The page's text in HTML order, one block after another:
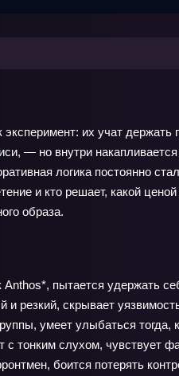
эксперимент: их учат
— но внутри
логика постоянно
и кто решает, какой
образа.
пытается удержать
и резкий, скрывает
умеет улыбаться тогда,
с тонким слухом, чувствует
боится потерять